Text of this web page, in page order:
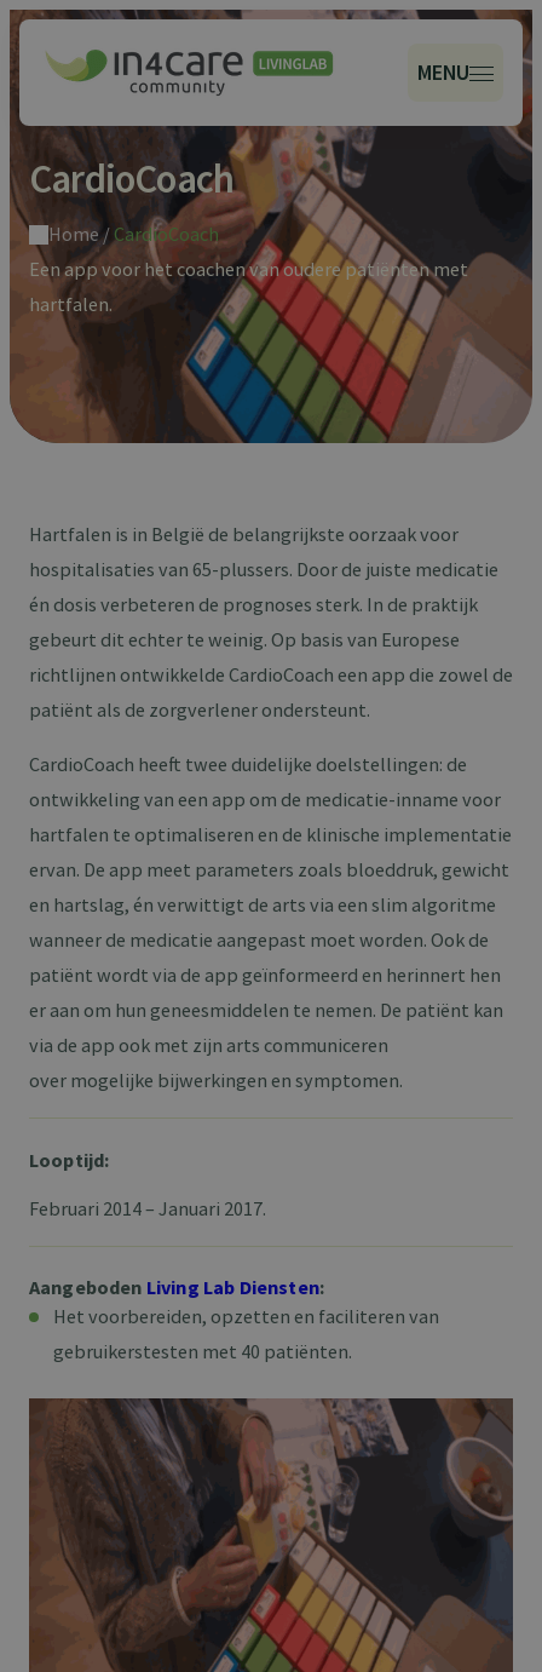
MENU
CardioCoach
Home/ CardioCoach
Een app voor het coachen van oudere patiënten met
hartfalen.
Hartfalen is in België de belangrijkste oorzaak voor
hospitalisaties van 65-plussers. Door de juiste medicatie
én dosis verbeteren de prognoses sterk. In de praktijk
gebeurt dit echter te weinig. Op basis van Europese
richtlijnen ontwikkelde CardioCoach een app die zowel de
patiënt als de zorgverlener ondersteunt.
CardioCoach heeft twee duidelijke doelstellingen: de
ontwikkeling van een app om de medicatie-inname voor
hartfalen te optimaliseren en de klinische implementatie
ervan. De app meet parameters zoals bloeddruk, gewicht
en hartslag, én verwittigt de arts via een slim algoritme
wanneer de medicatie aangepast moet worden. Ook de
patiënt wordt via de app geïnformeerd en herinnert hen
er aan om hun geneesmiddelen te nemen. De patiënt kan
via de app ook met zijn arts communiceren
over mogelijke bijwerkingen en symptomen.
Looptijd:
Februari 2014 – Januari 2017.
Aangeboden Living Lab Diensten:
Het voorbereiden, opzetten en faciliteren van
gebruikerstesten met 40 patiënten.